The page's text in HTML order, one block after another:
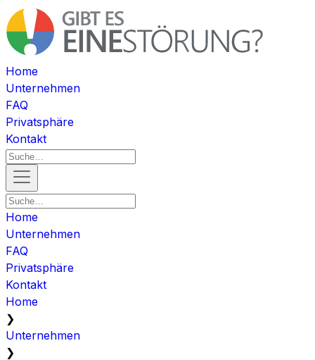
Home
Unternehmen
FAQ
Privatsphäre
Kontakt
Home
Unternehmen
FAQ
Privatsphäre
Kontakt
Home
❯
Unternehmen
❯